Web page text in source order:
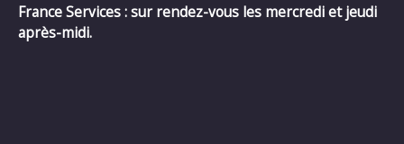
France Services : sur rendez-vous les mercredi et jeudi
après-midi.